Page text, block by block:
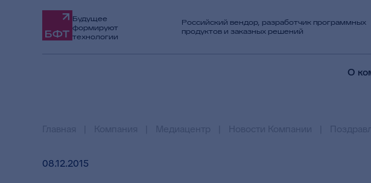
Будущее
формируют
технологии
Российский вендор, разработчик программных
продуктов и заказных решений
О
08.12.2015